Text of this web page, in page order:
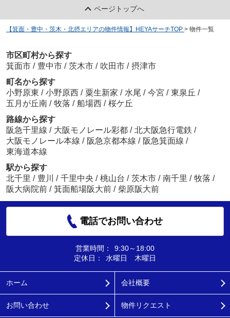
ページトップへ
【箕面・豊中・茨木・北摂エリアの物件情報】HEYAサーチTOP > 物件一覧
市区町村から探す
箕面市 / 豊中市 / 茨木市 / 吹田市 / 摂津市
町名から探す
小野原東 / 小野原西 / 粟生新家 / 水尾 / 今宮 / 東泉丘 /
五月が丘南 / 牧落 / 船場西 / 桜ケ丘
路線から探す
阪急千里線 / 大阪モノレール彩都 / 北大阪急行電鉄 /
大阪モノレール本線 / 阪急京都本線 / 阪急箕面線 /
東海道本線
駅から探す
北千里 / 豊川 / 千里中央 / 桃山台 / 茨木市 / 南千里 / 牧落 /
阪大病院前 / 箕面船場阪大前 / 柴原阪大前
電話でお問い合わせ
営業時間：
9:30～18:00
定休日：
水曜日 木曜日
ホーム 会社概要
お問い合わせ 物件リクエスト